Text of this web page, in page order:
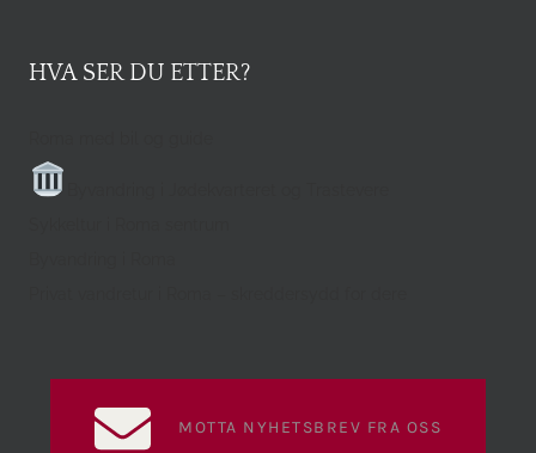
HVA SER DU ETTER?
MOTTA NYHETSBREV FRA OSS